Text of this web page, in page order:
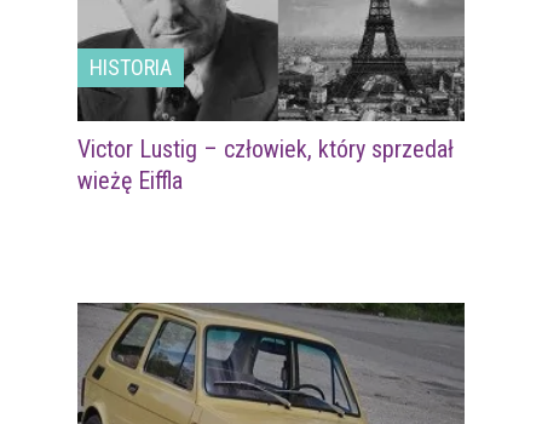
HISTORIA
Victor Lustig – człowiek, który sprzedał
wieżę Eiffla